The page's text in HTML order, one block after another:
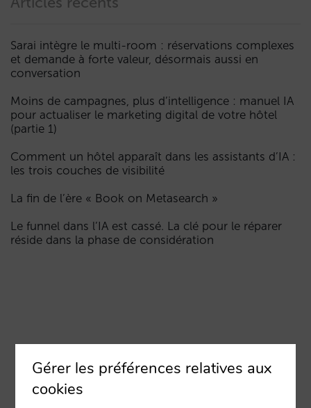
Sarai intègre le multi-room : réservations complexes
et demande à forte valeur, désormais aussi en
conversation
Moins de campagnes, plus d’intelligence : manuel IA
pour actualiser le marketing digital de votre hôtel
(partie 1)
Comment un hôtel apparaît dans les assistants d’IA :
les trois couches de visibilité
La fin de l’ère « Book on Metasearch »
Le funnel dans l’IA est cassé. La clé pour le réparer
réside dans la phase de considération
Gérer les préférences relatives aux
cookies